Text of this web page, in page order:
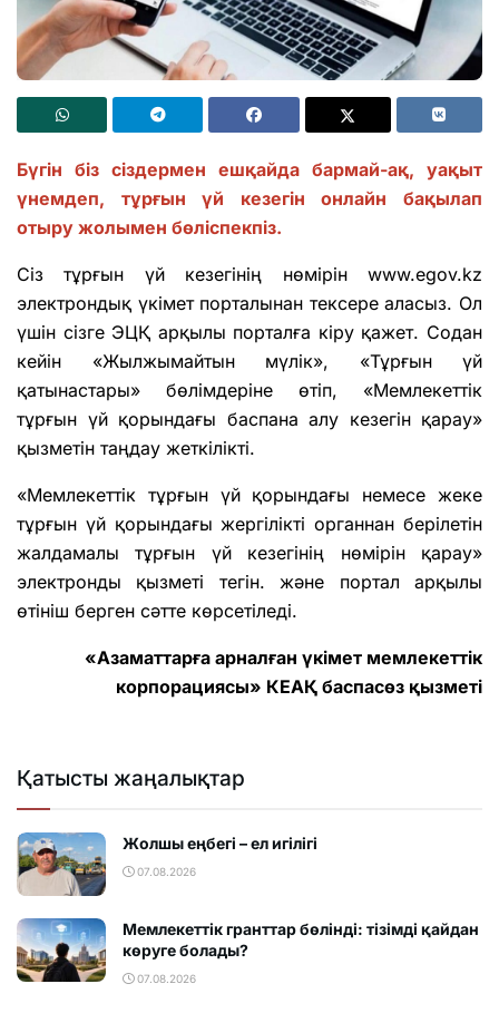
Бүгін біз сіздермен ешқайда бармай-ақ, уақыт
үнемдеп, тұрғын үй кезегін онлайн бақылап
отыру жолымен бөліспекпіз.
Сіз тұрғын үй кезегінің нөмірін www.egov.kz
электрондық үкімет порталынан тексере аласыз. Ол
үшін сізге ЭЦҚ арқылы порталға кіру қажет. Содан
кейін «Жылжымайтын мүлік», «Тұрғын үй
қатынастары» бөлімдеріне өтіп, «Мемлекеттік
тұрғын үй қорындағы баспана алу кезегін қарау»
қызметін таңдау жеткілікті.
«Мемлекеттік тұрғын үй қорындағы немесе жеке
тұрғын үй қорындағы жергілікті органнан берілетін
жалдамалы тұрғын үй кезегінің нөмірін қарау»
электронды қызметі тегін. және портал арқылы
өтініш берген сәтте көрсетіледі.
«Азаматтарға арналған үкімет мемлекеттік
корпорациясы» КЕАҚ баспасөз қызметі
Қатысты жаңалықтар
Жолшы еңбегі – ел игілігі
07.08.2026
Мемлекеттік гранттар бөлінді: тізімді қайдан
көруге болады?
07.08.2026